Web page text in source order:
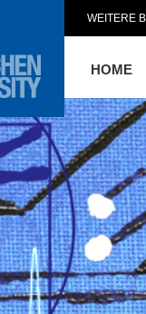
HOME
WEITERE